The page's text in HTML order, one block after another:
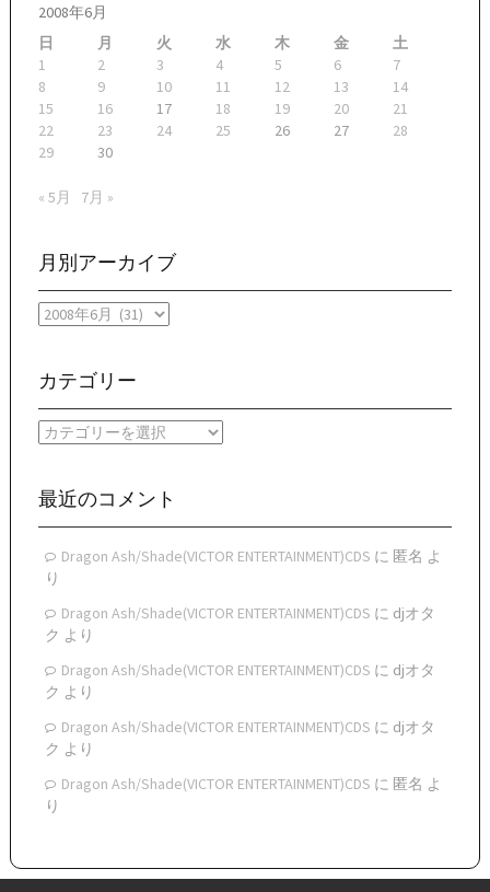
2008年6月
日
月 火 水 木 金
土
1
2 3 4 5 6
7
8
9 10 11 12 13
14
15
16 17 18 19 20
21
22
23 24 25 26 27
28
29
30
« 5月 7月 »
月別アーカイブ
月
ー
イ
ブ
カテゴリー
カ
リ
最近のコメント
Dragon Ash/Shade(VICTOR ENTERTAINMENT)CDS に 匿名 よ
り
Dragon Ash/Shade(VICTOR ENTERTAINMENT)CDS に djオタ
ク より
Dragon Ash/Shade(VICTOR ENTERTAINMENT)CDS に djオタ
ク より
Dragon Ash/Shade(VICTOR ENTERTAINMENT)CDS に djオタ
ク より
Dragon Ash/Shade(VICTOR ENTERTAINMENT)CDS に 匿名 よ
り